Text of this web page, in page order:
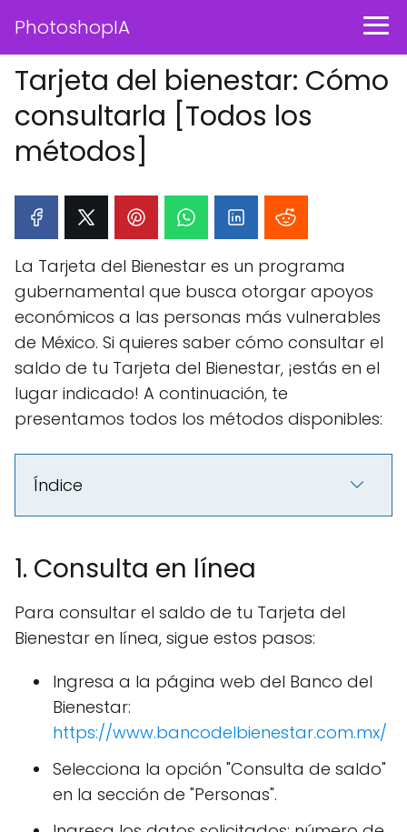
PhotoshopIA
Tarjeta del bienestar: Cómo
consultarla [Todos los
métodos]
La Tarjeta del Bienestar es un programa
gubernamental que busca otorgar apoyos
económicos a las personas más vulnerables
de México. Si quieres saber cómo consultar el
saldo de tu Tarjeta del Bienestar, ¡estás en el
lugar indicado! A continuación, te
presentamos todos los métodos disponibles:
Índice
1. Consulta en línea
Para consultar el saldo de tu Tarjeta del
Bienestar en línea, sigue estos pasos:
Ingresa a la página web del Banco del
Bienestar:
https://www.bancodelbienestar.com.mx/
Selecciona la opción "Consulta de saldo"
en la sección de "Personas".